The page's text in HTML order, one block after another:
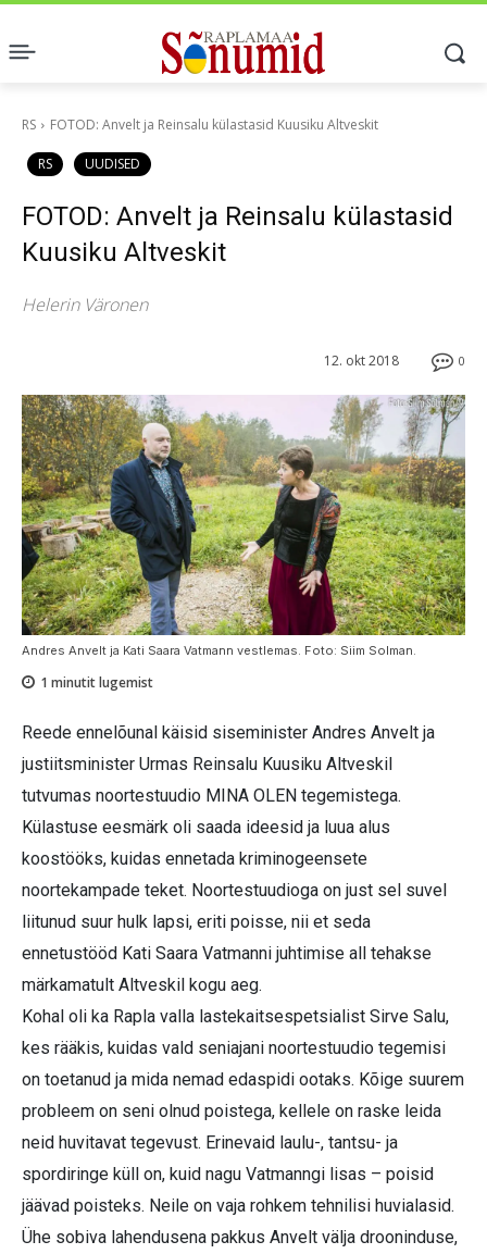
RS FOTOD: Anvelt ja Reinsalu külastasid Kuusiku Altveskit
RS UUDISED
FOTOD: Anvelt ja Reinsalu külastasid
Kuusiku Altveskit
Helerin Väronen
0
12. okt 2018
Andres Anvelt ja Kati Saara Vatmann vestlemas. Foto: Siim Solman.
1 minutit lugemist
Reede ennelõunal käisid siseminister Andres Anvelt ja
justiitsminister Urmas Reinsalu Kuusiku Altveskil
tutvumas noortestuudio MINA OLEN tegemistega.
Külastuse eesmärk oli saada ideesid ja luua alus
koostööks, kuidas ennetada kriminogeensete
noortekampade teket. Noortestuudioga on just sel suvel
liitunud suur hulk lapsi, eriti poisse, nii et seda
ennetustööd Kati Saara Vatmanni juhtimise all tehakse
märkamatult Altveskil kogu aeg.
Kohal oli ka Rapla valla lastekaitsespetsialist Sirve Salu,
kes rääkis, kuidas vald seniajani noortestuudio tegemisi
on toetanud ja mida nemad edaspidi ootaks. Kõige suurem
probleem on seni olnud poistega, kellele on raske leida
neid huvitavat tegevust. Erinevaid laulu-, tantsu- ja
spordiringe küll on, kuid nagu Vatmanngi lisas – poisid
jäävad poisteks. Neile on vaja rohkem tehnilisi huvialasid.
Ühe sobiva lahendusena pakkus Anvelt välja drooninduse,